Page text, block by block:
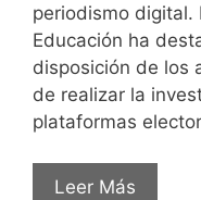
periodismo digital.
Educación ha
disposición de los
de realizar la
plataformas
Leer Más